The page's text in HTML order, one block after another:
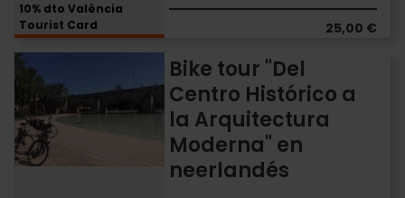
10% dto València
Tourist Card
25,00 €
Bike tour "Del
Centro Histórico a
la Arquitectura
Moderna" en
neerlandés
Bike
tour
"Del
Centro
Histórico
a